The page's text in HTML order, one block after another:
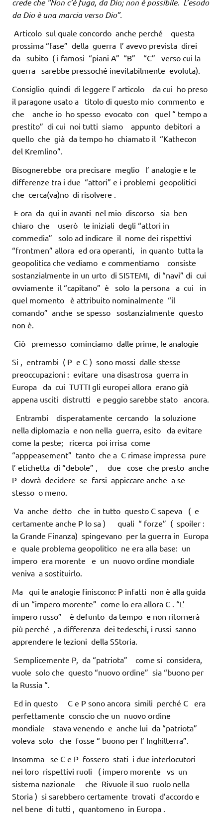
crede che “Non c’è fuga, da Dio; non è possibile. L’esodo
da Dio è una marcia verso Dio”.
Articolo sul quale concordo anche perché questa
prossima “fase” della guerra l’ avevo prevista direi
da subito ( i famosi “piani A” “B” “C” verso cui la
guerra sarebbe pressoché inevitabilmente evoluta).
Consiglio quindi di leggere l’ articolo da cui ho preso
il paragone usato a titolo di questo mio commento e
che anche io ho spesso evocato con quel “ tempo a
prestito” di cui noi tutti siamo appunto debitori a
quello che già da tempo ho chiamato il “Kathecon
del Kremlino”.
Bisognerebbe ora precisare meglio l’ analogie e le
differenze tra i due “attori” e i problemi geopolitici
che cerca(va)no di risolvere .
E ora da qui in avanti nel mio discorso sia ben
chiaro che userò le iniziali degli “attori in
commedia” solo ad indicare il nome dei rispettivi
“frontmen” allora ed ora operanti, in quanto tutta la
geopolitica che vediamo e commentiamo consiste
sostanzialmente in un urto di SISTEMI, di “navi” di cui
ovviamente il “capitano” è solo la persona a cui in
quel momento è attribuito nominalmente “il
comando” anche se spesso sostanzialmente questo
non è.
Ciò premesso cominciamo dalle prime, le analogie
Si , entrambi ( P e C ) sono mossi dalle stesse
preoccupazioni : evitare una disastrosa guerra in
Europa da cui TUTTI gli europei allora erano già
appena usciti distrutti e peggio sarebbe stato ancora.
Entrambi disperatamente cercando la soluzione
nella diplomazia e non nella guerra, esito da evitare
come la peste; ricerca poi irrisa come
“apppeasement” tanto che a C rimase impressa pure
l’ etichetta di “debole” , due cose che presto anche
P dovrà decidere se farsi appiccare anche a se
stesso o meno.
Va anche detto che in tutto questo C sapeva ( e
certamente anche P lo sa ) quali “ forze” ( spoiler :
la Grande Finanza) spingevano per la guerra in Europa
e quale problema geopolitico ne era alla base: un
impero era morente e un nuovo ordine mondiale
veniva a sostituirlo.
Ma qui le analogie finiscono: P infatti non è alla guida
di un “impero morente” come lo era allora C . “L’
impero russo” è defunto da tempo e non ritornerà
più perché , a differenza dei tedeschi, i russi sanno
apprendere le lezioni della SStoria.
Semplicemente P, da “patriota” come si considera,
vuole solo che questo “nuovo ordine” sia “buono per
la Russia “.
Ed in questo C e P sono ancora simili perché C era
perfettamente conscio che un nuovo ordine
mondiale stava venendo e anche lui da “patriota”
voleva solo che fosse “ buono per l’ Inghilterra”.
Insomma se C e P fossero stati i due interlocutori
nei loro rispettivi ruoli ( impero morente vs un
sistema nazionale che Rivuole il suo ruolo nella
Storia ) si sarebbero certamente trovati d’accordo e
nel bene di tutti , quantomeno in Europa .